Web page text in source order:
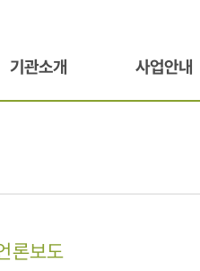
기관소개 사업안내
론보도